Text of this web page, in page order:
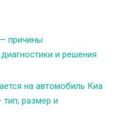
причины
и решения
на автомобиль Киа
размер и